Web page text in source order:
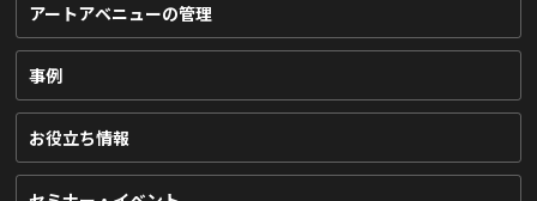
アートアベニューの管理
事例
お役立ち情報